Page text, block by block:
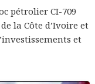
pétrolier CI-709
la Côte d’Ivoire et
et